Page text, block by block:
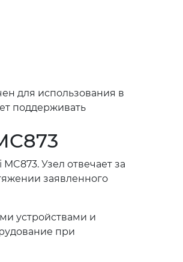
для использования в
поддерживать
Узел отвечает за
заявленного
устройствами и
при